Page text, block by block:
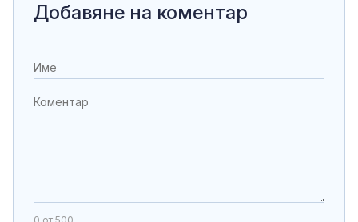
Добавяне на коментар